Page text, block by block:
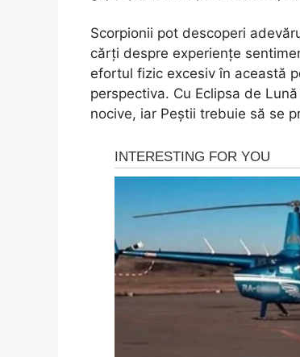
Scorpionii pot descoperi
cărți despre experiențe
efortul fizic excesiv în această
perspectiva. Cu Eclipsa de
nocive, iar Peștii trebuie să se